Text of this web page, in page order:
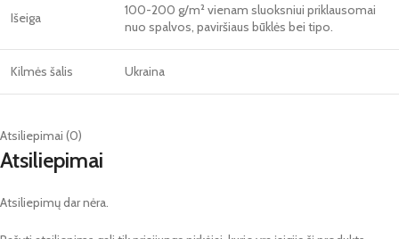
Išeiga
100-200 g/m² vienam sluoksniui priklausomai
nuo spalvos, paviršiaus būklės bei tipo.
Kilmės šalis Ukraina
Atsiliepimai (0)
Atsiliepimai
Atsiliepimų dar nėra.